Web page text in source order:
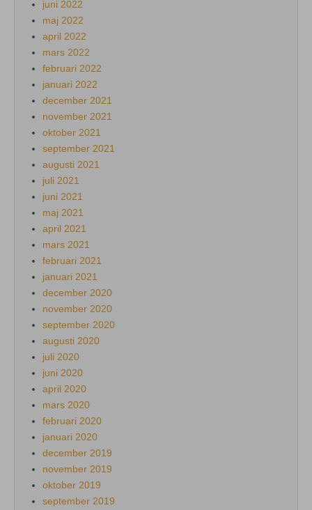
juni 2022
maj 2022
april 2022
mars 2022
februari 2022
januari 2022
december 2021
november 2021
oktober 2021
september 2021
augusti 2021
juli 2021
juni 2021
maj 2021
april 2021
mars 2021
februari 2021
januari 2021
december 2020
november 2020
september 2020
augusti 2020
juli 2020
juni 2020
april 2020
mars 2020
februari 2020
januari 2020
december 2019
november 2019
oktober 2019
september 2019